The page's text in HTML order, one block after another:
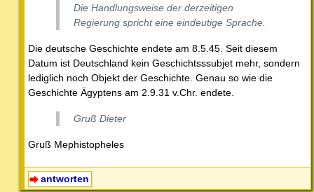
Die Handlungsweise der derzeitigen
Regierung spricht eine eindeutige Sprache.
Die deutsche Geschichte endete am 8.5.45. Seit diesem
Datum ist Deutschland kein Geschichtsssubjet mehr, sondern
lediglich noch Objekt der Geschichte. Genau so wie die
Geschichte Ägyptens am 2.9.31 v.Chr. endete.
Gruß Dieter
Gruß Mephistopheles
antworten